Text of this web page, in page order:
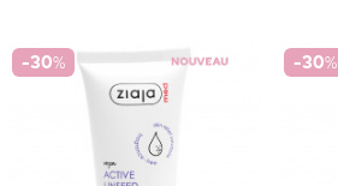
-30% -30%